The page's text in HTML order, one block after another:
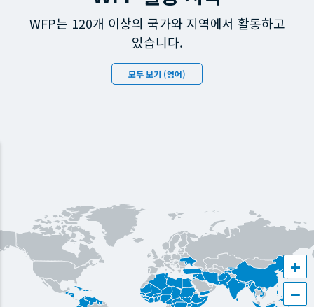
WFP는 120개 이상의 국가와 지역에서 활동하고
있습니다.
모두 보기 (영어)
+
−